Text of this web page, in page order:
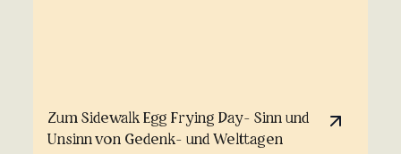
Zum Sidewalk Egg Frying Day- Sinn und
Unsinn von Gedenk- und Welttagen